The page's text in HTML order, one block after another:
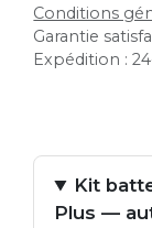
Conditions
Garantie
Expédition :
Kit
Plus —